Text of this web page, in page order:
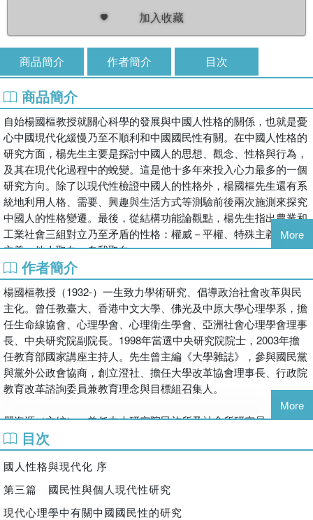
加入收藏
商品簡介 作者簡介 目次
商品簡介
自始楊國樞教授就關心科學的發展與中國人性格的關係，也就是憂
心中國現代化緩慢乃至不順利和中國國民性有關。在中國人性格的
研究方面，楊先生主要是探討中國人的思想、觀念、性格與行為，
及其在現代化過程中的蛻變。這是他十多年來投入心力最多的一個
研究方向。除了以現代性檢證中國人的性格外，楊國樞先生還有系
統地利用人格、需要、興趣與生活方式等測驗前後兩次施測來探究
中國人的性格變遷。最後，從結構功能論觀點，楊先生指出農業和
工業社會三組對立乃至矛盾的性格：權威－平權、特殊主義－普遍
主義、他人取向－自我取向。
More
作者簡介
楊國樞教授（1932-）一生致力學術研究、倡導政治社會改革與民
主化。曾任教臺大、香港中文大學、佛光及中原大學心理學系，擔
任生命線協會、心理學會、心理衛生學會、亞洲社會心理學會理事
長、中央研究院副院長。1998年當選中央研究院院士，2003年擔
任教育部國家講座主持人。先生曾主編《大學雜誌》，參與國民黨
與黨外公政會協商，創立澄社、擔任大學改革協會理事長、行政院
教育改革諮詢委員兼教育理念與目標組召集人。
瞿海源（主編）：曾任中央研究院民族所及社會所研究員、社會所
所長、臺大社會系教授、澄社社長、報社主筆、民間司改會董事
長、公視董事。
More
目次
國人性格與現代化 序
第三篇 國民性與個人現代性研究
現代心理學中有關中國國民性的研究